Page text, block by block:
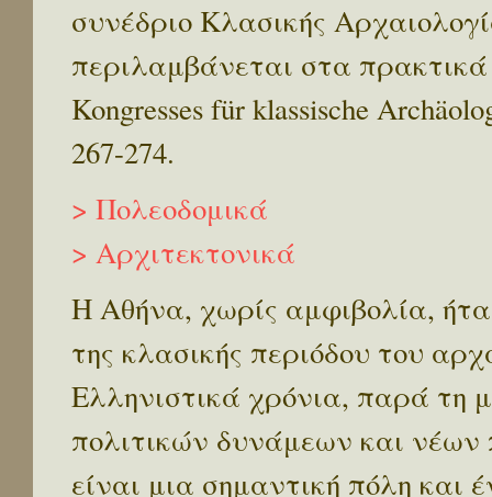
συνέδριο Κλασικής
περιλαμβάνεται στα
Kongresses für klassische
267-274.
> Πολεοδομικά
> Αρχιτεκτονικά
Η Αθήνα, χωρίς αμφιβολία,
της κλασικής περιόδου του
Ελληνιστικά χρόνια, παρά τη
πολιτικών δυνάμεων και νέων
είναι μια σημαντική πόλη και